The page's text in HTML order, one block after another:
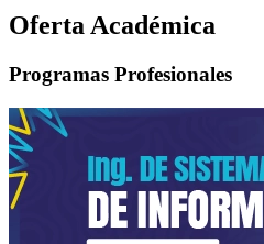
Oferta Académica
Programas Profesionales